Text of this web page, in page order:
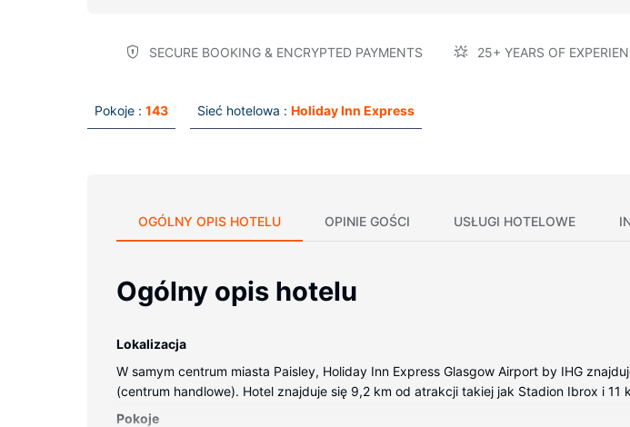
SECURE BOOKING & ENCRYPTED PAYMENTS 25+ YEARS OF
Pokoje : 143 Sieć hotelowa : Holiday Inn Express
OGÓLNY OPIS HOTELU OPINIE GOŚCI USŁUGI HOTELOWE
Ogólny opis hotelu
Lokalizacja
W samym centrum miasta Paisley, Holiday Inn Express Glasgow Airport by IHG
(centrum handlowe). Hotel znajduje się 9,2 km od atrakcji takiej jak Stadion Ibrox i 11
Pokoje